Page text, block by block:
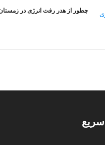
چطور از هدر رفت انرژی در